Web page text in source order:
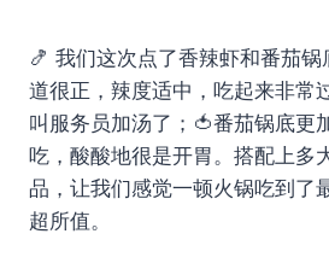
🍤 我们这次点了香辣虾和番茄
道很正，辣度适中，吃起来非常
叫服务员加汤了；🍅番茄锅底更
吃，酸酸地很是开胃。搭配上多
品，让我们感觉一顿火锅吃到了
超所值。